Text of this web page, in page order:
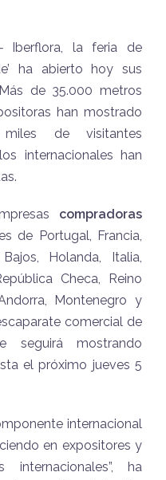
Iberflora, la feria de
ha abierto hoy sus
de 35.000 metros
han mostrado
de visitantes
internacionales han
compradoras
de Portugal, Francia,
Holanda, Italia,
Checa, Reino
Montenegro y
comercial de
seguirá mostrando
el próximo jueves 5
internacional
en expositores y
ha